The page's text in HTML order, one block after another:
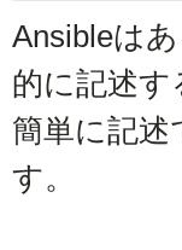
Ansibleは
的に記述
簡単に記
す。